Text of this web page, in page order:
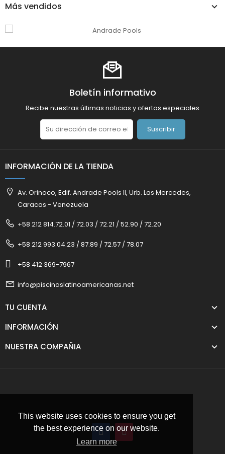
This website uses cookies to ensure you get
the best experience on our website.
Learn more
Más vendidos
Boletín informativo
Recibe nuestras últimas noticias y ofertas especiales
Suscribir
INFORMACIÓN DE LA TIENDA
Av. Orinoco, Edif. Andrade Pools II, Urb. Las Mercedes,
Caracas - Venezuela
+58 212 814.72.01 / 72.03 / 72.21 / 52.90 / 72.20
+58 212 993.04.23 / 87.89 / 72.57 / 78.07
+58 412 369-7967
info@piscinaslatinoamericanas.net
TU CUENTA
INFORMACIÓN
NUESTRA COMPAÑIA